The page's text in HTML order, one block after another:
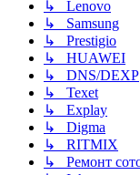
↳ Lenovo
↳ Samsung
↳ Prestigio
↳ HUAWEI
↳ DNS/DEXP
↳ Texet
↳ Explay
↳ Digma
↳ RITMIX
↳ Ремонт